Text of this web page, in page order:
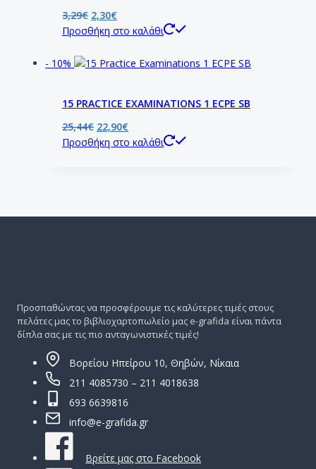
3,29€ 2,30€
Προσθήκη στο καλάθι
- 10%
15 PRACTICE EXAMINATIONS 1 ECPE SB
25,44€ 22,90€
Προσθήκη στο καλάθι
Προσπαθώντας να προσφέρουμε τις καλύτερες τιμές στους
πελάτες μας το βιβλιοχαρτοπωλείο μας e-grafida είναι πάντα
δίπλα σας με τις πιο ανταγωνιστικές τιμές!
Βορείου Ηπείρου 10, Θηβών, Νίκαια
211 4085730 – 211 4018638
693 6639816
info@e-grafida.gr
Βρείτε μας στο Facebook